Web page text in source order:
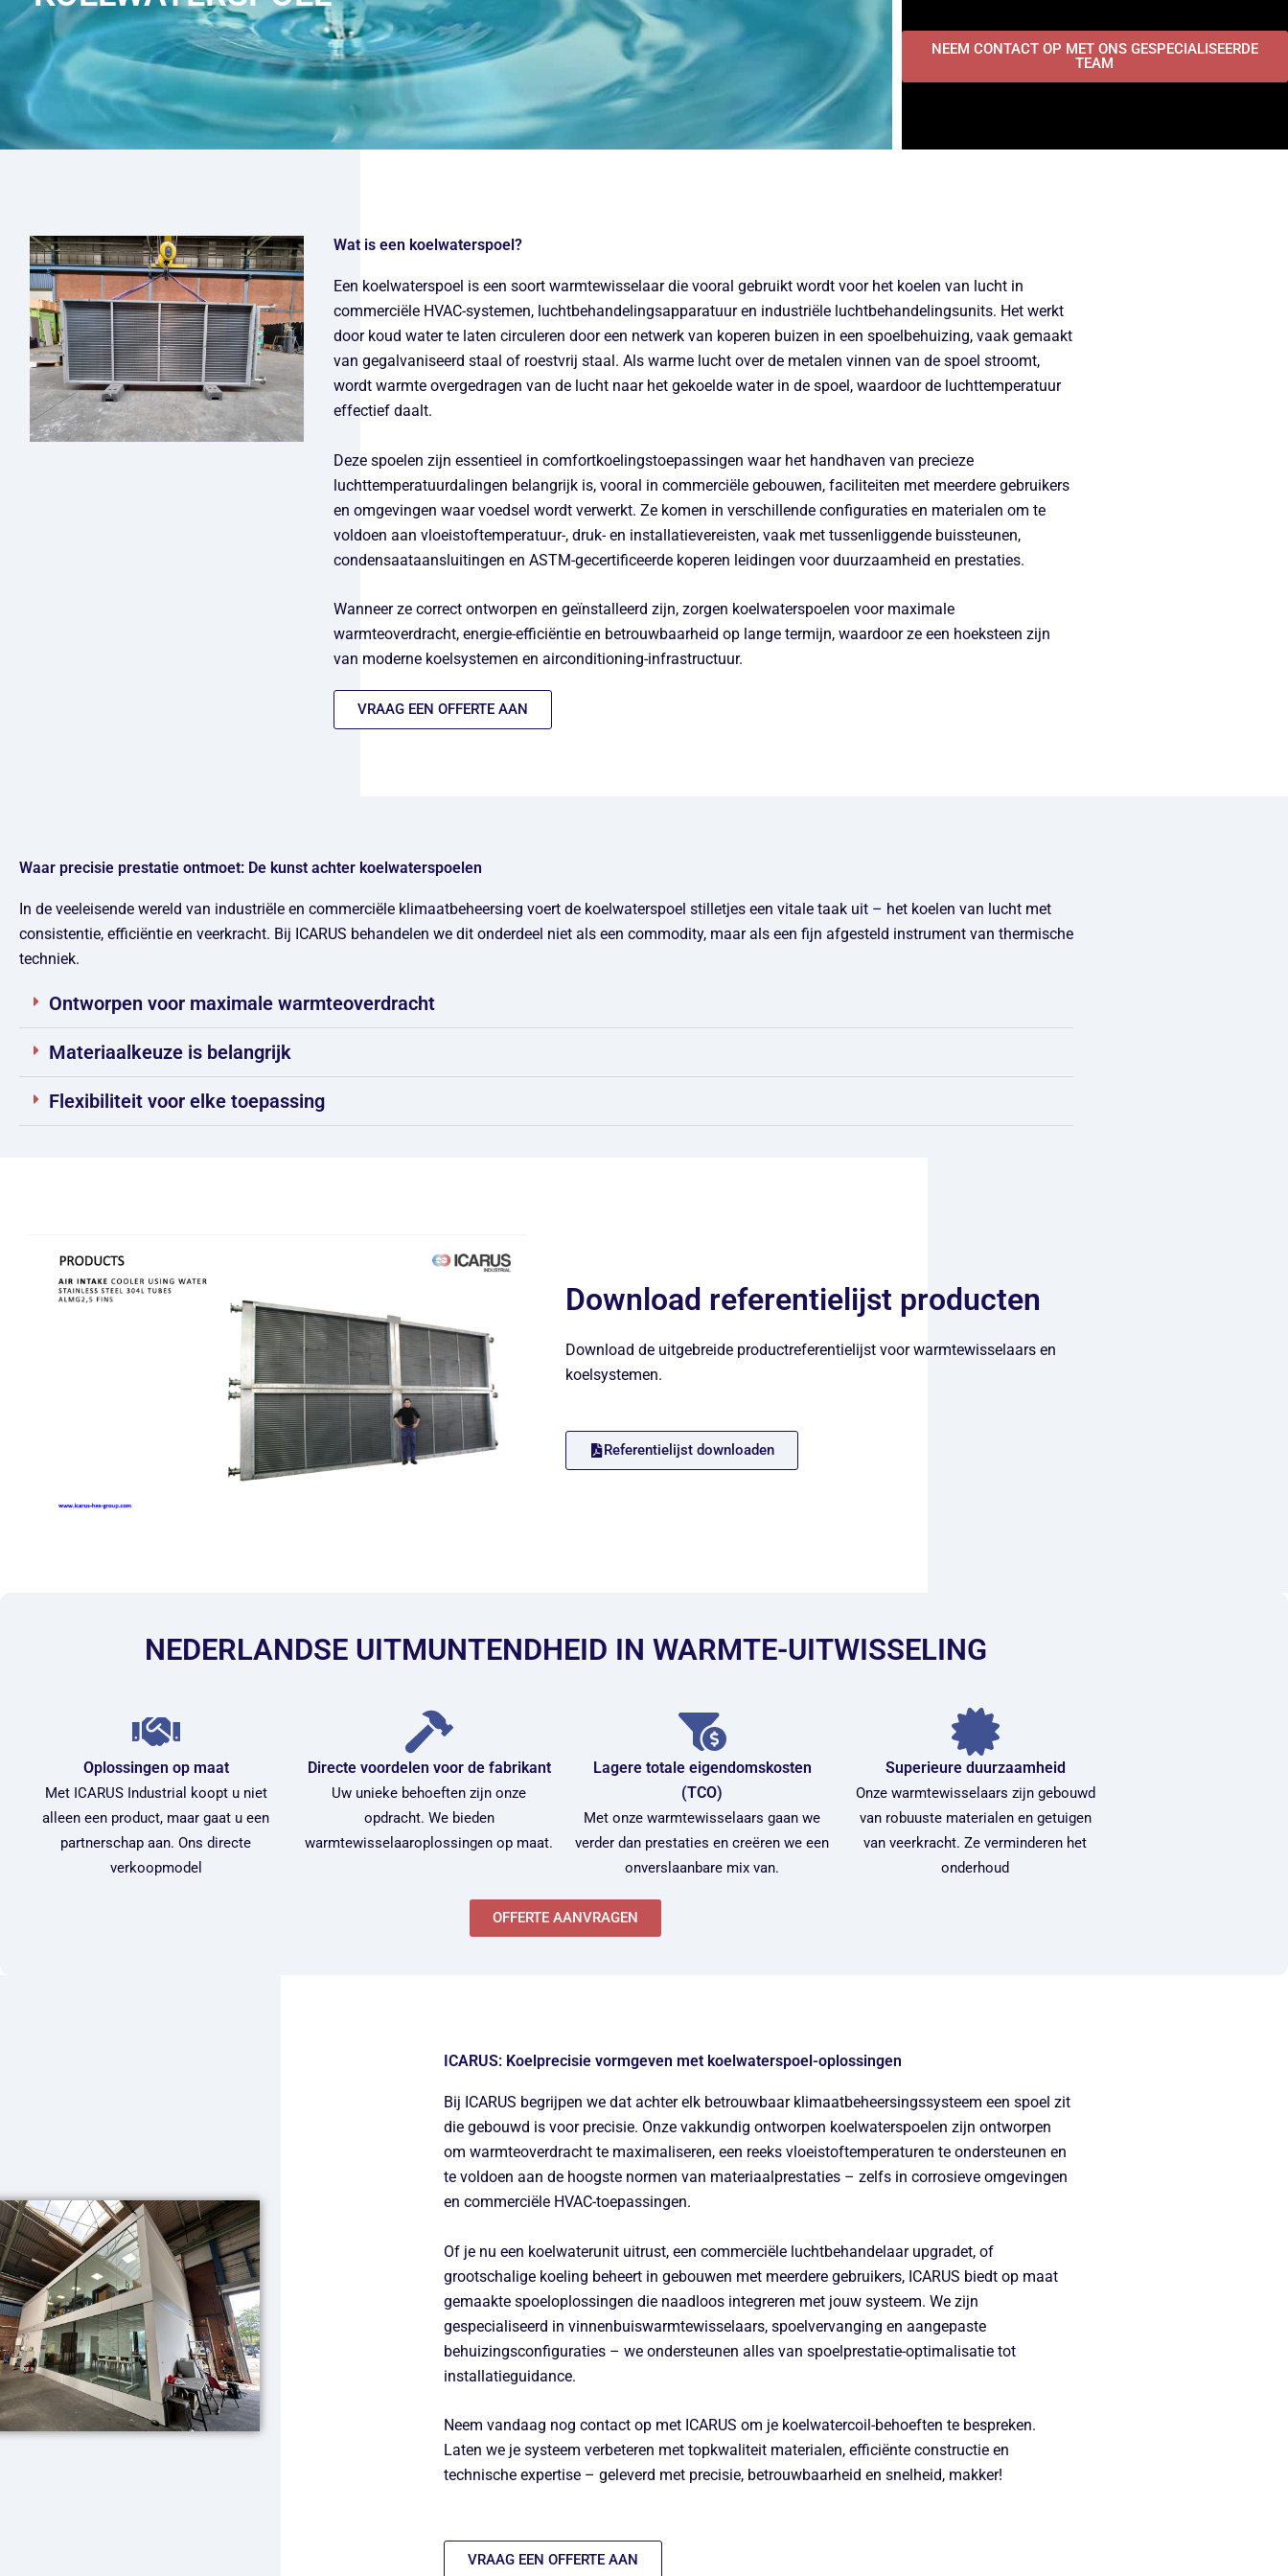
NEEM CONTACT OP MET ONS GESPECIALISEERDE
TEAM
Wat is een koelwaterspoel?
Een koelwaterspoel is een soort warmtewisselaar die vooral gebruikt wordt voor het koelen van lucht in
commerciële HVAC-systemen, luchtbehandelingsapparatuur en industriële luchtbehandelingsunits. Het werkt
door koud water te laten circuleren door een netwerk van koperen buizen in een spoelbehuizing, vaak gemaakt
van gegalvaniseerd staal of roestvrij staal. Als warme lucht over de metalen vinnen van de spoel stroomt,
wordt warmte overgedragen van de lucht naar het gekoelde water in de spoel, waardoor de luchttemperatuur
effectief daalt.
Deze spoelen zijn essentieel in comfortkoelingstoepassingen waar het handhaven van precieze
luchttemperatuurdalingen belangrijk is, vooral in commerciële gebouwen, faciliteiten met meerdere gebruikers
en omgevingen waar voedsel wordt verwerkt. Ze komen in verschillende configuraties en materialen om te
voldoen aan vloeistoftemperatuur-, druk- en installatievereisten, vaak met tussenliggende buissteunen,
condensaataansluitingen en ASTM-gecertificeerde koperen leidingen voor duurzaamheid en prestaties.
Wanneer ze correct ontworpen en geïnstalleerd zijn, zorgen koelwaterspoelen voor maximale
warmteoverdracht, energie-efficiëntie en betrouwbaarheid op lange termijn, waardoor ze een hoeksteen zijn
van moderne koelsystemen en airconditioning-infrastructuur.
VRAAG EEN OFFERTE AAN
Waar precisie prestatie ontmoet: De kunst achter koelwaterspoelen
In de veeleisende wereld van industriële en commerciële klimaatbeheersing voert de koelwaterspoel stilletjes een vitale taak uit – het koelen van lucht met
consistentie, efficiëntie en veerkracht. Bij ICARUS behandelen we dit onderdeel niet als een commodity, maar als een fijn afgesteld instrument van thermische
techniek.
Ontworpen voor maximale warmteoverdracht
Materiaalkeuze is belangrijk
Flexibiliteit voor elke toepassing
Download referentielijst producten
Download de uitgebreide productreferentielijst voor warmtewisselaars en
koelsystemen.
Referentielijst downloaden
NEDERLANDSE UITMUNTENDHEID IN WARMTE-UITWISSELING
Oplossingen op maat
Met ICARUS Industrial koopt u niet
alleen een product, maar gaat u een
partnerschap aan. Ons directe
verkoopmodel
Directe voordelen voor de fabrikant
Uw unieke behoeften zijn onze
opdracht. We bieden
warmtewisselaaroplossingen op maat.
Lagere totale eigendomskosten
(TCO)
Met onze warmtewisselaars gaan we
verder dan prestaties en creëren we een
onverslaanbare mix van.
Superieure duurzaamheid
Onze warmtewisselaars zijn gebouwd
van robuuste materialen en getuigen
van veerkracht. Ze verminderen het
onderhoud
OFFERTE AANVRAGEN
ICARUS: Koelprecisie vormgeven met koelwaterspoel-oplossingen
Bij ICARUS begrijpen we dat achter elk betrouwbaar klimaatbeheersingssysteem een spoel zit
die gebouwd is voor precisie. Onze vakkundig ontworpen koelwaterspoelen zijn ontworpen
om warmteoverdracht te maximaliseren, een reeks vloeistoftemperaturen te ondersteunen en
te voldoen aan de hoogste normen van materiaalprestaties – zelfs in corrosieve omgevingen
en commerciële HVAC-toepassingen.
Of je nu een koelwaterunit uitrust, een commerciële luchtbehandelaar upgradet, of
grootschalige koeling beheert in gebouwen met meerdere gebruikers, ICARUS biedt op maat
gemaakte spoeloplossingen die naadloos integreren met jouw systeem. We zijn
gespecialiseerd in vinnenbuiswarmtewisselaars, spoelvervanging en aangepaste
behuizingsconfiguraties – we ondersteunen alles van spoelprestatie-optimalisatie tot
installatieguidance.
Neem vandaag nog contact op met ICARUS om je koelwatercoil-behoeften te bespreken.
Laten we je systeem verbeteren met topkwaliteit materialen, efficiënte constructie en
technische expertise – geleverd met precisie, betrouwbaarheid en snelheid, makker!
VRAAG EEN OFFERTE AAN